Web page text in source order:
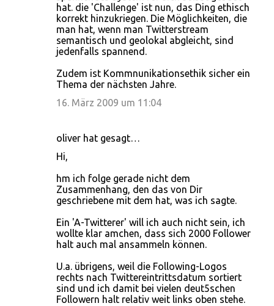
hat. die 'Challenge' ist nun, das Ding ethisch
korrekt hinzukriegen. Die Möglichkeiten, die
man hat, wenn man Twitterstream
semantisch und geolokal abgleicht, sind
jedenfalls spannend.
Zudem ist Kommnunikationsethik sicher ein
Thema der nächsten Jahre.
16. März 2009 um 11:04
oliver hat gesagt…
Hi,
hm ich folge gerade nicht dem
Zusammenhang, den das von Dir
geschriebene mit dem hat, was ich sagte.
Ein 'A-Twitterer' will ich auch nicht sein, ich
wollte klar amchen, dass sich 2000 Follower
halt auch mal ansammeln können.
U.a. übrigens, weil die Following-Logos
rechts nach Twittereintrittsdatum sortiert
sind und ich damit bei vielen deut5schen
Followern halt relativ weit links oben stehe.